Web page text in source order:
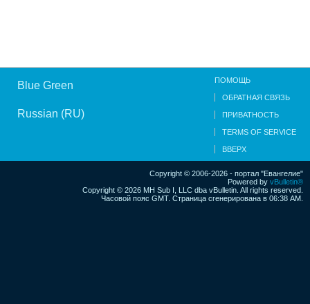
Blue Green
Russian (RU)
ПОМОЩЬ
ОБРАТНАЯ СВЯЗЬ
ПРИВАТНОСТЬ
TERMS OF SERVICE
ВВЕРХ
Copyright © 2006-2026 - портал "Евангелие"
Powered by vBulletin®
Copyright © 2026 MH Sub I, LLC dba vBulletin. All rights reserved.
Часовой пояс GMT. Страница сгенерирована в 06:38 AM.